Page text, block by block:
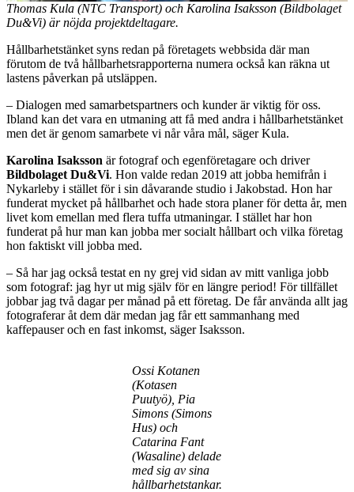
Thomas Kula (NTC Transport) och Karolina Isaksson (Bildbolaget
Du&Vi) är nöjda projektdeltagare.
Hållbarhetstänket syns redan på företagets webbsida där man
förutom de två hållbarhetsrapporterna numera också kan räkna ut
lastens påverkan på utsläppen.
– Dialogen med samarbetspartners och kunder är viktig för oss.
Ibland kan det vara en utmaning att få med andra i hållbarhetstänket
men det är genom samarbete vi når våra mål, säger Kula.
Karolina Isaksson är fotograf och egenföretagare och driver
Bildbolaget Du&Vi. Hon valde redan 2019 att jobba hemifrån i
Nykarleby i stället för i sin dåvarande studio i Jakobstad. Hon har
funderat mycket på hållbarhet och hade stora planer för detta år, men
livet kom emellan med flera tuffa utmaningar. I stället har hon
funderat på hur man kan jobba mer socialt hållbart och vilka företag
hon faktiskt vill jobba med.
– Så har jag också testat en ny grej vid sidan av mitt vanliga jobb
som fotograf: jag hyr ut mig själv för en längre period! För tillfället
jobbar jag två dagar per månad på ett företag. De får använda allt jag
fotograferar åt dem där medan jag får ett sammanhang med
kaffepauser och en fast inkomst, säger Isaksson.
Ossi Kotanen
(Kotasen
Puutyö), Pia
Simons (Simons
Hus) och
Catarina Fant
(Wasaline) delade
med sig av sina
hållbarhetstankar.